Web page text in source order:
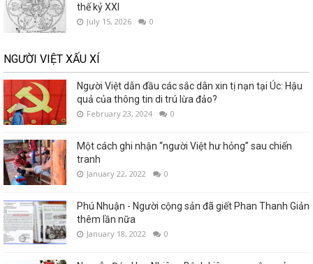
thế kỷ XXI
July 15, 2026 0
NGƯỜI VIỆT XẤU XÍ
Người Việt dẫn đầu các sắc dân xin tị nạn tại Úc: Hậu
quả của thông tin di trú lừa đảo?
February 23, 2024 0
Một cách ghi nhận “người Việt hư hỏng” sau chiến
tranh
January 22, 2022 0
Phú Nhuận - Người cộng sản đã giết Phan Thanh Giản
thêm lần nữa
January 18, 2022 0